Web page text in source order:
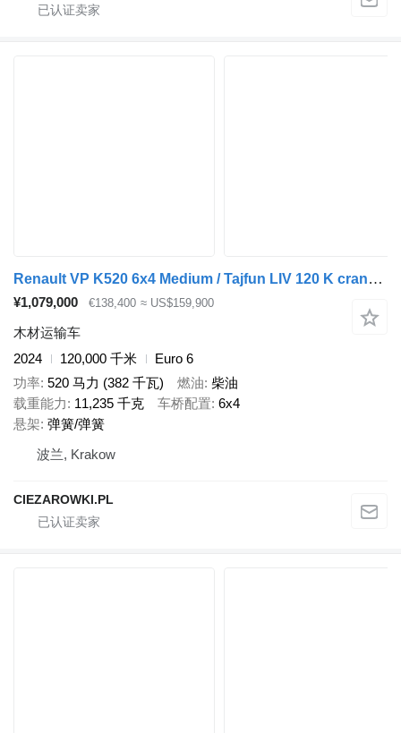
Renault VP K520 6x4 Medium / Tajfun LIV 120 K crane / 120 tho. km! / 202
¥1,079,000 €138,400 ≈ US$159,900
木材运输车
2024
120,000 千米
Euro 6
功率 520 马力 (382 千瓦) 燃油 柴油
载重能力
11,235 千克 车桥配置 6x4
悬架 弹簧/弹簧
波兰, Krakow
CIEZAROWKI.PL